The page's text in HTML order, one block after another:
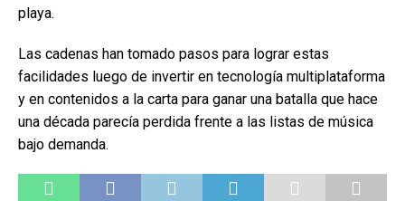
playa.
Las cadenas han tomado pasos para lograr estas
facilidades luego de invertir en tecnología multiplataforma
y en contenidos a la carta para ganar una batalla que hace
una década parecía perdida frente a las listas de música
bajo demanda.